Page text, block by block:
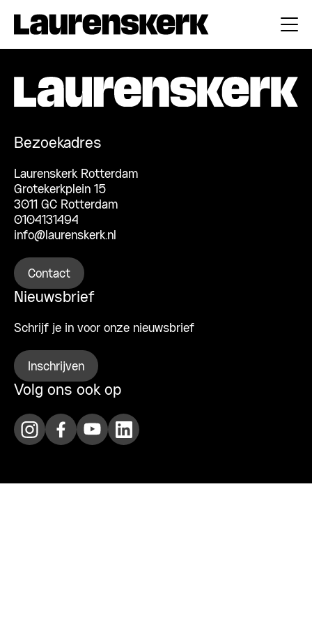
Bezoekadres
Laurenskerk Rotterdam
Grotekerkplein 15
3011 GC Rotterdam
0104131494
info@laurenskerk.nl
Contact
Nieuwsbrief
Schrijf je in voor onze nieuwsbrief
Inschrijven
Volg ons ook op